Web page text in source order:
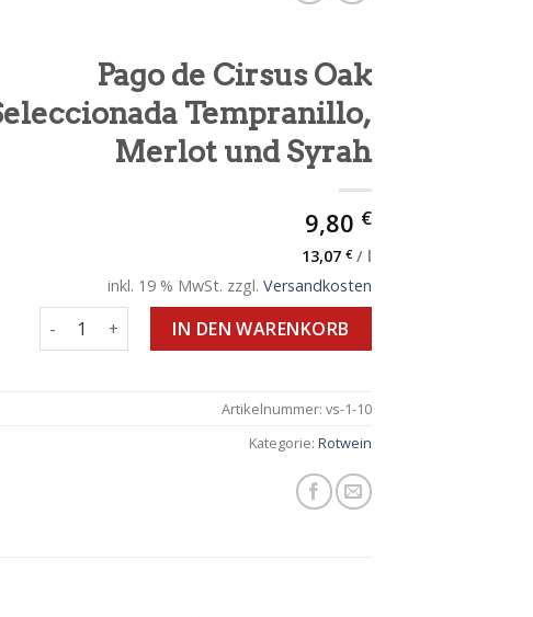
Pago de Cirsus Oak
Tempranillo,
Merlot und Syrah
9,80 €
13,07 € / l
inkl. 19 % MwSt. zzgl. Versandkosten
Pago de Cirsus Oak Seleccionada Tempranillo, Merlot und
IN DEN WARENKORB
Artikelnummer: vs-1-10
Kategorie: Rotwein